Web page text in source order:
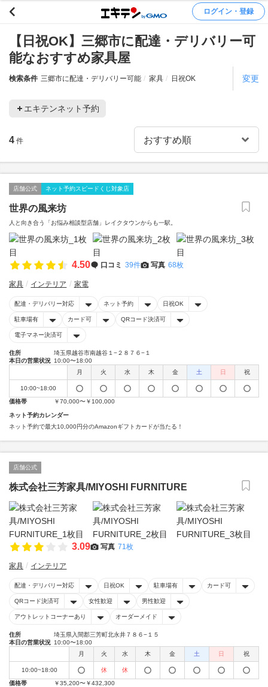
ログイン・登録
【日祝OK】三郷市に配達・デリバリー可
能なおすすめ家具屋
検索条件 三郷市に配達・デリバリー可能 家具 日祝OK 変更
エキテンネット予約
4 件
店舗公式 ネット予約スピードくじ対象店
世界の風来坊
人と向き合う「お悩み相談型店舗」レイクタウンからも一駅。
4.50 口コミ 39件 写真 68枚
家具 インテリア 家電
配達・デリバリー対応 ネット予約 日祝OK
駐車場有 カード可 QRコード決済可
電子マネー決済可
住所
埼玉県越谷市南越谷１−２８７６−１
本日の営業状況 10:00〜18:00
月
火 水 木 金 土 日 祝
10:00~18:00
価格帯
￥70,000〜￥100,000
ネット予約カレンダー
ネット予約で最大10,000円分のAmazonギフトカードが当たる！
店舗公式
株式会社三芳家具/MIYOSHI FURNITURE
3.09 写真 71枚
家具 インテリア
配達・デリバリー対応 日祝OK 駐車場有 カード可
QRコード決済可 女性歓迎 男性歓迎
アウトレットコーナーあり オーダーメイド
住所
埼玉県入間郡三芳町北永井７８６−１５
本日の営業状況 10:00〜18:00
月
火 水 木 金 土 日 祝
10:00~18:00 休
休
価格帯
￥35,200〜￥432,300